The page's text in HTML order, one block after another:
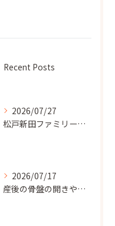
Recent Posts
2026/07/27
松戸新田ファミリー整骨院では、患者様のライフスタイルに合わせ...
2026/07/17
産後の骨盤の開きや腰の痛みでお悩みのママさんには、松戸新田フ...